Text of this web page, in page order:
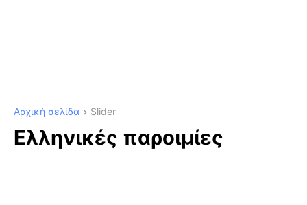
Αρχική σελίδα Slider
Ελληνικές παροιμίες